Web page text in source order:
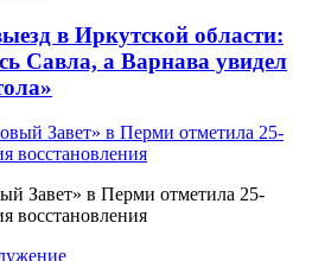
в Иркутской области:
Савла, а Варнава увидел
Завет» в Перми отметила 25-
восстановления